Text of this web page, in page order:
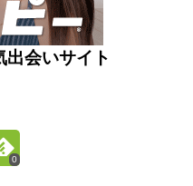
出会いサイト
0